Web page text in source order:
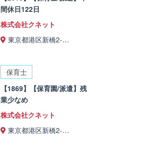
間休日122日
株式会社クネット
東京都港区新橋2-…
保育士
【1869】【保育園/派遣】残
業少なめ
株式会社クネット
東京都港区新橋2-…